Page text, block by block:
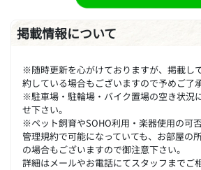
掲載情報について
※随時更新を心がけておりますが、掲載し
約している場合もございますので予めご了
※駐車場・駐輪場・バイク置場の空き状況
せ下さい。
※ペット飼育やSOHO利用・楽器使用の可
管理規約で可能になっていても、お部屋の
の場合もございますので御注意下さい。
詳細はメールやお電話にてスタッフまでご